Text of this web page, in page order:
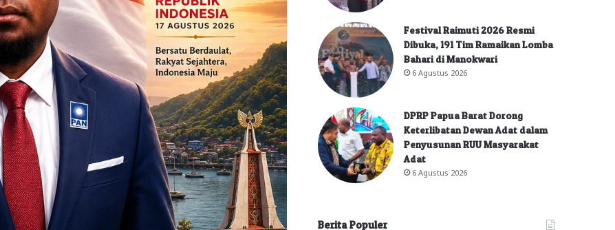
Festival Raimuti 2026 Resmi
Dibuka, 191 Tim Ramaikan Lomba
Bahari di Manokwari
6 Agustus 2026
DPRP Papua Barat Dorong
Keterlibatan Dewan Adat dalam
Penyusunan RUU Masyarakat
Adat
6 Agustus 2026
Berita Populer